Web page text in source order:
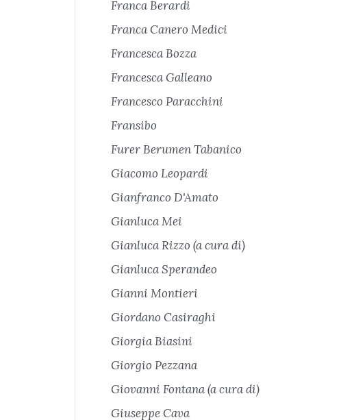
Franca Berardi
Franca Canero Medici
Francesca Bozza
Francesca Galleano
Francesco Paracchini
Fransibo
Furer Berumen Tabanico
Giacomo Leopardi
Gianfranco D'Amato
Gianluca Mei
Gianluca Rizzo (a cura di)
Gianluca Sperandeo
Gianni Montieri
Giordano Casiraghi
Giorgia Biasini
Giorgio Pezzana
Giovanni Fontana (a cura di)
Giuseppe Cava